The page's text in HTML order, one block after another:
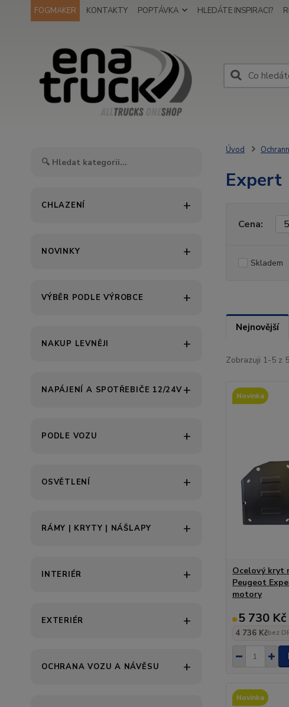
FOGMAKER KONTAKTY POPTÁVKA HLEDÁTE INSPIRACI?
CHLAZENÍ
NOVINKY
VÝBĚR PODLE VÝROBCE
NAKUP LEVNĚJI
NAPÁJENÍ A SPOTŘEBIČE 12/24V
PODLE VOZU
OSVĚTLENÍ
RÁMY | KRYTY | NÁŠLAPY
INTERIÉR
EXTERIÉR
OCHRANA VOZU A NÁVĚSU
Úvod
Expert
Cena:
Skladem
Nejnovější
Zobrazuji 1-5 z 5
Novinka
Ocelový kryt
Peugeot
motory
5 730 Kč
4 736 Kčbez
Novinka